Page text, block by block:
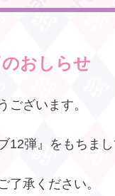
おしらせ
ざいます。
弾』をもちまし
承ください。